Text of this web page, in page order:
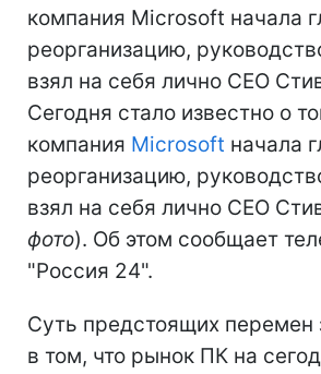
компания Microsoft начала
реорганизацию,
взял на себя лично CEO
Сегодня стало известно о
компания Microsoft начала
реорганизацию,
взял на себя лично CEO
фото). Об этом сообщает
"Россия 24".
Суть предстоящих перемен
в том, что рынок ПК на